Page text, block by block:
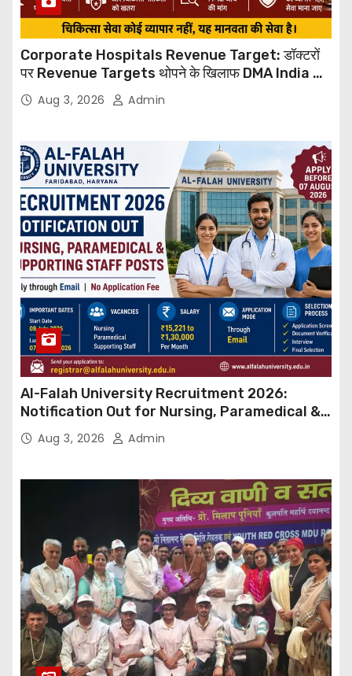
Corporate Hospitals Revenue Target: डॉक्टरों
पर Revenue Targets थोपने के खिलाफ DMA India का
बड़ा कदम, NHRC से Suo Motu जांच की मांग
Aug 3, 2026 Admin
Al-Falah University Recruitment 2026:
Notification Out for Nursing, Paramedical &
Supporting Staff Posts, Apply Through Email
Aug 3, 2026 Admin